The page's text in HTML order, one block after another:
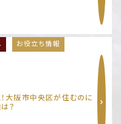
お役立ち情報
大阪市中央区が住むのに
？